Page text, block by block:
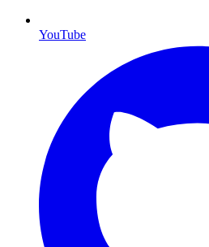
YouTube